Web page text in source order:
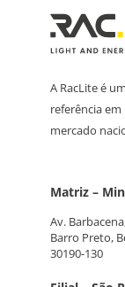
A RacLite é
referência
mercado
Matriz –
Av.
Barro Preto,
30190-130